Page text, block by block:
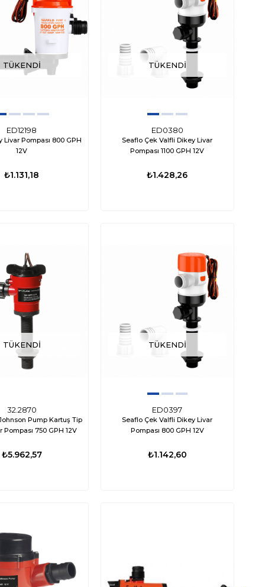
₺3.676,53 ₺9.602,88
TÜKENDI
ED12198
Livar Pompası 800 GPH
12V
₺1.131,18
TÜKENDI
ED0380
Seaflo Çek Valfli Dikey Livar
Pompası 1100 GPH 12V
₺1.428,26
TÜKENDI
32.2870
Pump Kartuş Tip
Pompası 750 GPH 12V
₺5.962,57
TÜKENDI
ED0397
Seaflo Çek Valfli Dikey Livar
Pompası 800 GPH 12V
₺1.142,60